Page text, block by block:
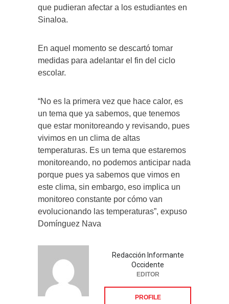
que pudieran afectar a los estudiantes en
Sinaloa.
En aquel momento se descartó tomar
medidas para adelantar el fin del ciclo
escolar.
“No es la primera vez que hace calor, es
un tema que ya sabemos, que tenemos
que estar monitoreando y revisando, pues
vivimos en un clima de altas
temperaturas. Es un tema que estaremos
monitoreando, no podemos anticipar nada
porque pues ya sabemos que vimos en
este clima, sin embargo, eso implica un
monitoreo constante por cómo van
evolucionando las temperaturas”, expuso
Domínguez Nava
Redacción Informante
Occidente
EDITOR
PROFILE